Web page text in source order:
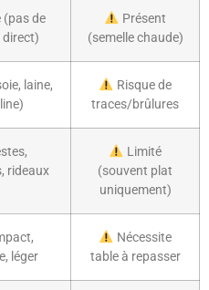
(pas de
Présent
(semelle chaude)
laine,
Risque de
traces/brûlures
rideaux
Limité
(souvent plat
uniquement)
léger
Nécessite
table à repasser